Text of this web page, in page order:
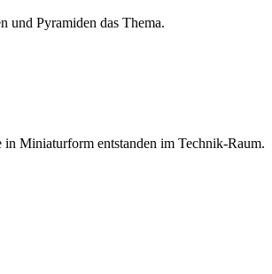
und Pyramiden das Thema.
in Miniaturform entstanden im Technik-Raum.